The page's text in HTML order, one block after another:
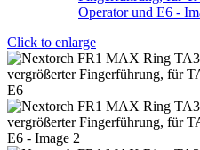
Click to enlarge